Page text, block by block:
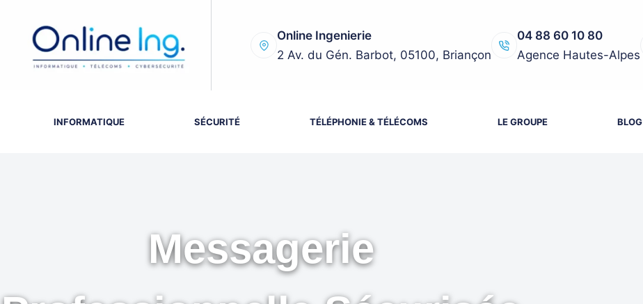
contenu
Online Ingenierie
2 Av. du Gén. Barbot, 05100, Briançon
04 88 60 10 80
Agence Hautes-Alpes
INFORMATIQUE SÉCURITÉ TÉLÉPHONIE & TÉLÉCOMS LE GROUPE BLOG
Messagerie